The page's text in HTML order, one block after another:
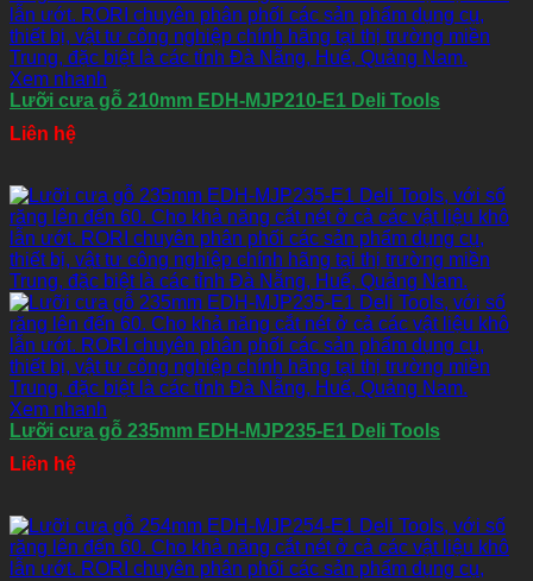
Xem nhanh
Lưỡi cưa gỗ 210mm EDH-MJP210-E1 Deli Tools
Liên hệ
Xem nhanh
Lưỡi cưa gỗ 235mm EDH-MJP235-E1 Deli Tools
Liên hệ